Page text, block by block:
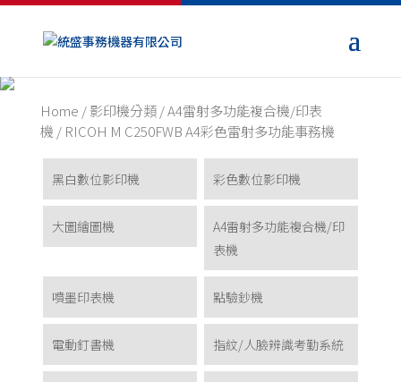
Home /影印機分類/A4雷射多功能複合機/印表
機 / RICOH M C250FWB A4彩色雷射多功能事務機
黑白數位影印機 彩色數位影印機
大圖繪圖機
A4雷射多功能複合機/印
表機
噴墨印表機 點驗鈔機
電動釘書機 指紋/人臉辨識考勤系統